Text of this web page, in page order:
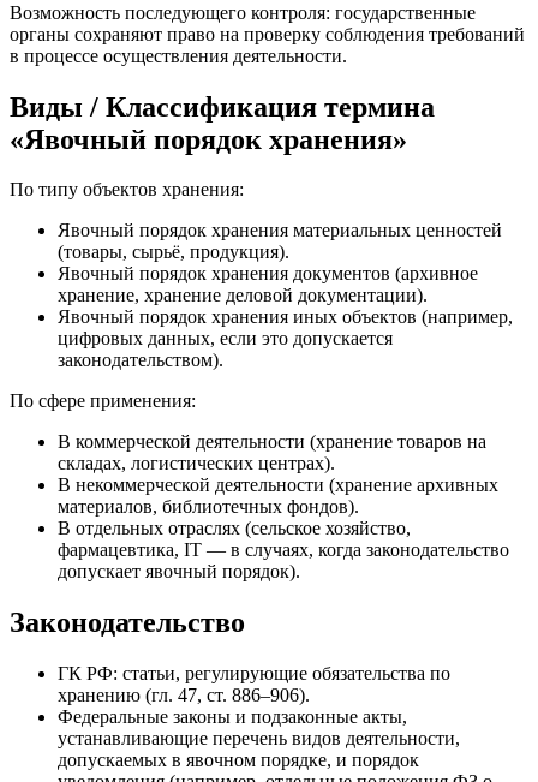
Возможность последующего контроля: государственные
органы сохраняют право на проверку соблюдения требований
в процессе осуществления деятельности.
Виды / Классификация термина
«Явочный порядок хранения»
По типу объектов хранения:
Явочный порядок хранения материальных ценностей
(товары, сырьё, продукция).
Явочный порядок хранения документов (архивное
хранение, хранение деловой документации).
Явочный порядок хранения иных объектов (например,
цифровых данных, если это допускается
законодательством).
По сфере применения:
В коммерческой деятельности (хранение товаров на
складах, логистических центрах).
В некоммерческой деятельности (хранение архивных
материалов, библиотечных фондов).
В отдельных отраслях (сельское хозяйство,
фармацевтика, IT — в случаях, когда законодательство
допускает явочный порядок).
Законодательство
ГК РФ: статьи, регулирующие обязательства по
хранению (гл. 47, ст. 886–906).
Федеральные законы и подзаконные акты,
устанавливающие перечень видов деятельности,
допускаемых в явочном порядке, и порядок